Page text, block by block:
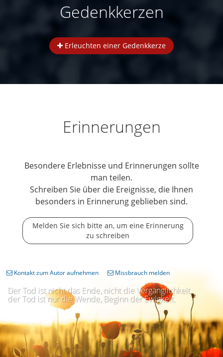
Gedenkkerzen
Erleuchten einer Gedenkkerze
Erinnerungen
Besondere Erlebnisse und Erinnerungen sollte
man teilen.
Schreiben Sie über die Ereignisse, die Ihnen
besonders in Erinnerung geblieben sind.
Melden Sie sich bitte an, um eine Erinnerung
zu schreiben
Der Tod ist nicht das Ende, nicht die Vergänglichkeit,
der Tod ist nur die Wende, Beginn der Ewigkeit.
Kontakt zum Autor aufnehmen Missbrauch melden